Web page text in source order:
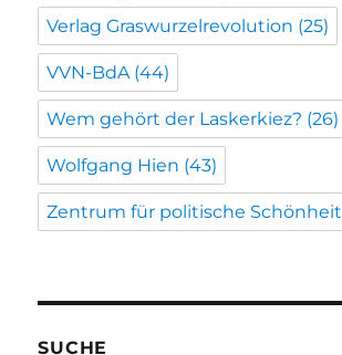
Verlag Graswurzelrevolution (25)
VVN-BdA (44)
Wem gehört der Laskerkiez? (26)
Wolfgang Hien (43)
Zentrum für politische Schönheit
SUCHE